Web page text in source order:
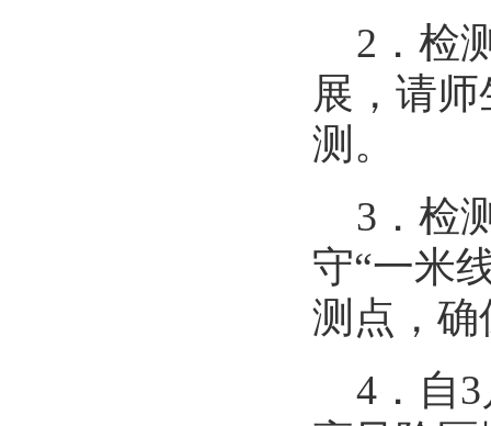
2 ． 检
展，请
测。
3 ． 检
守“一米
测点，
4 ．自